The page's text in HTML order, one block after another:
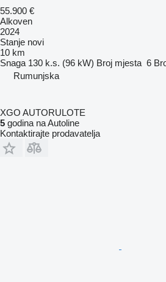
55.900 €
Alkoven
2024
Stanje novi
10 km
Snaga 130 k.s. (96 kW) Broj mjesta 6
Rumunjska
XGO AUTORULOTE
5 godina na Autoline
Kontaktirajte prodavatelja